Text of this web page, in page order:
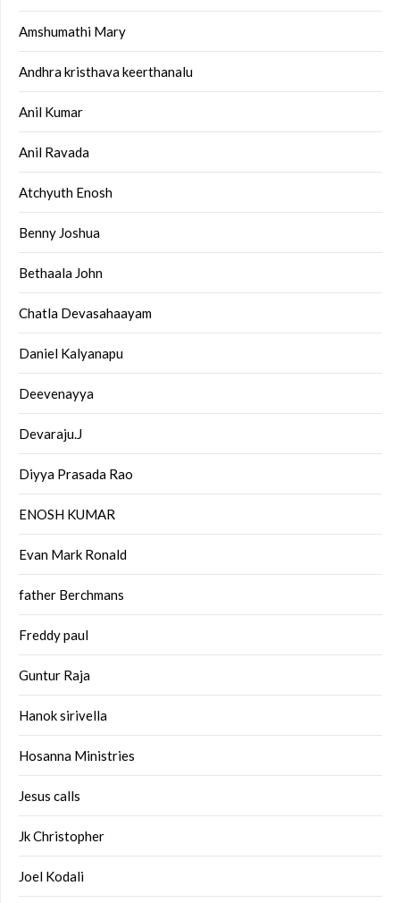
Amshumathi Mary
Andhra kristhava keerthanalu
Anil Kumar
Anil Ravada
Atchyuth Enosh
Benny Joshua
Bethaala John
Chatla Devasahaayam
Daniel Kalyanapu
Deevenayya
Devaraju.J
Diyya Prasada Rao
ENOSH KUMAR
Evan Mark Ronald
father Berchmans
Freddy paul
Guntur Raja
Hanok sirivella
Hosanna Ministries
Jesus calls
Jk Christopher
Joel Kodali